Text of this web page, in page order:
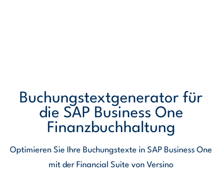
Buchungstextgenerator für
die SAP Business One
Finanzbuchhaltung
Optimieren Sie Ihre Buchungstexte in SAP Business One
mit der Financial Suite von Versino